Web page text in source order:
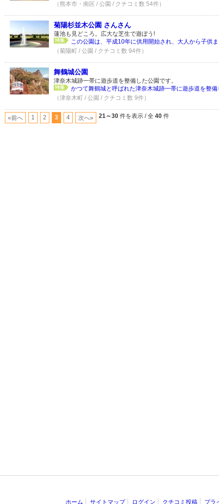
（熊本市・南区 / 公園 / クチコミ数 54件）
菊陽杉並木公園 さんさん
蓮池も見どころ。広大な芝生で遊ぼう!
この公園は、平成10年に供用開始され、大人から子供
（菊陽町 / 公園 / クチコミ数 94件）
舞鶴城公園
津奈木城跡一帯に遊歩道を整備した公園です。
かつて舞鶴城と呼ばれた津奈木城跡一帯に遊歩道を整
（津奈木町 / 公園 / クチコミ数 9件）
«前へ 1 2 3 4 次へ» 21～30 件を表示 / 全 40 件
ホーム サイトマップ ログイン クチコミ投稿 プラ